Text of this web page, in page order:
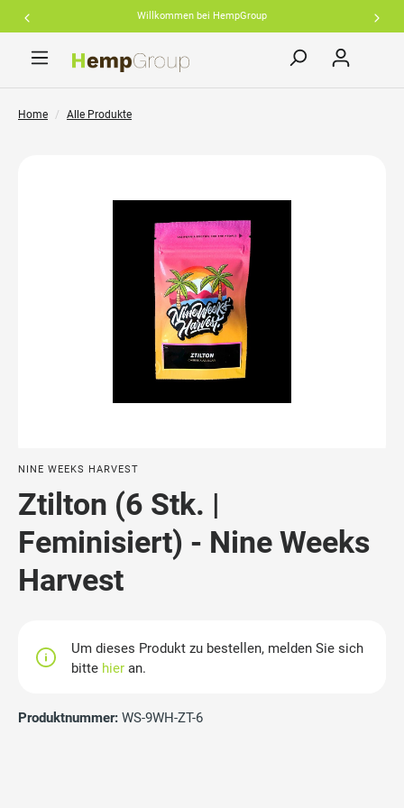
Willkommen bei HempGroup
springen
Home Alle Produkte
Ztilton (6 Stk. |
Feminisiert) - Nine Weeks
Harvest
NINE WEEKS HARVEST
Um dieses Produkt zu bestellen, melden Sie sich
bitte hier an.
Produktnummer: WS-9WH-ZT-6